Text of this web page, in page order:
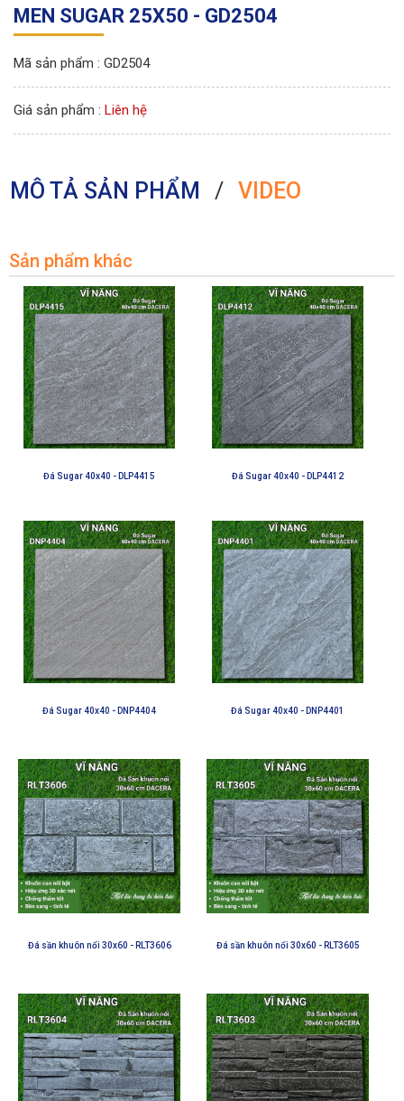
MEN SUGAR 25X50 - GD2504
Mã sản phẩm : GD2504
Giá sản phẩm : Liên hệ
MÔ TẢ SẢN PHẨM / VIDEO
Sản phẩm khác
Đá Sugar 40x40 - DLP4415 Đá Sugar 40x40 - DLP4412
Đá Sugar 40x40 - DNP4404 Đá Sugar 40x40 - DNP4401
Đá sần khuôn nổi 30x60 - RLT3606 Đá sần khuôn nổi 30x60 - RLT3605